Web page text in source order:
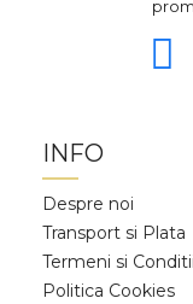
INFO
Despre noi
Transport si Plata
Termeni si Conditii
Politica Cookies